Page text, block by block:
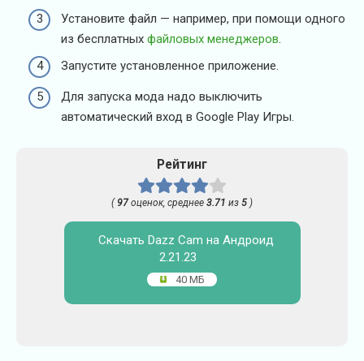
Установите файл — например, при помощи одного
из бесплатных файловых менеджеров.
Запустите установленное приложение.
Для запуска мода надо выключить
автоматический вход в Google Play Игры.
Рейтинг
( 97оценок, среднее 3.71 из 5 )
Скачать Dazz Cam на Андроид
2.21.23
40 МБ